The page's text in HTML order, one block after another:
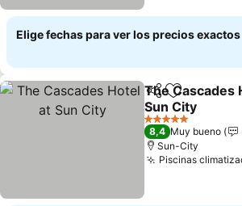
Elige fechas para ver los precios exactos
Compartir
Agregar a
The Cascades
Sun City
Ver precios
5 Estrellas
8,4 Muy bueno
Sun-City
Piscinas